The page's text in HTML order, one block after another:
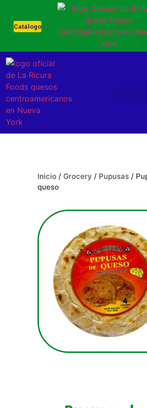
Catálogo
Inicio / Grocery / Pupusas /
queso